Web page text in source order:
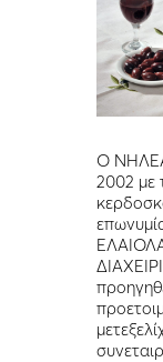
Ο
2002 με